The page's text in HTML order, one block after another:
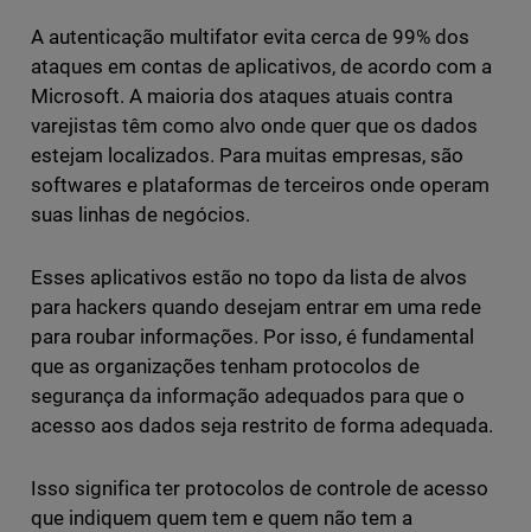
A autenticação multifator evita cerca de 99% dos
ataques em contas de aplicativos, de acordo com a
Microsoft. A maioria dos ataques atuais contra
varejistas têm como alvo onde quer que os dados
estejam localizados. Para muitas empresas, são
softwares e plataformas de terceiros onde operam
suas linhas de negócios.
Esses aplicativos estão no topo da lista de alvos
para hackers quando desejam entrar em uma rede
para roubar informações. Por isso, é fundamental
que as organizações tenham protocolos de
segurança da informação adequados para que o
acesso aos dados seja restrito de forma adequada.
Isso significa ter protocolos de controle de acesso
que indiquem quem tem e quem não tem a